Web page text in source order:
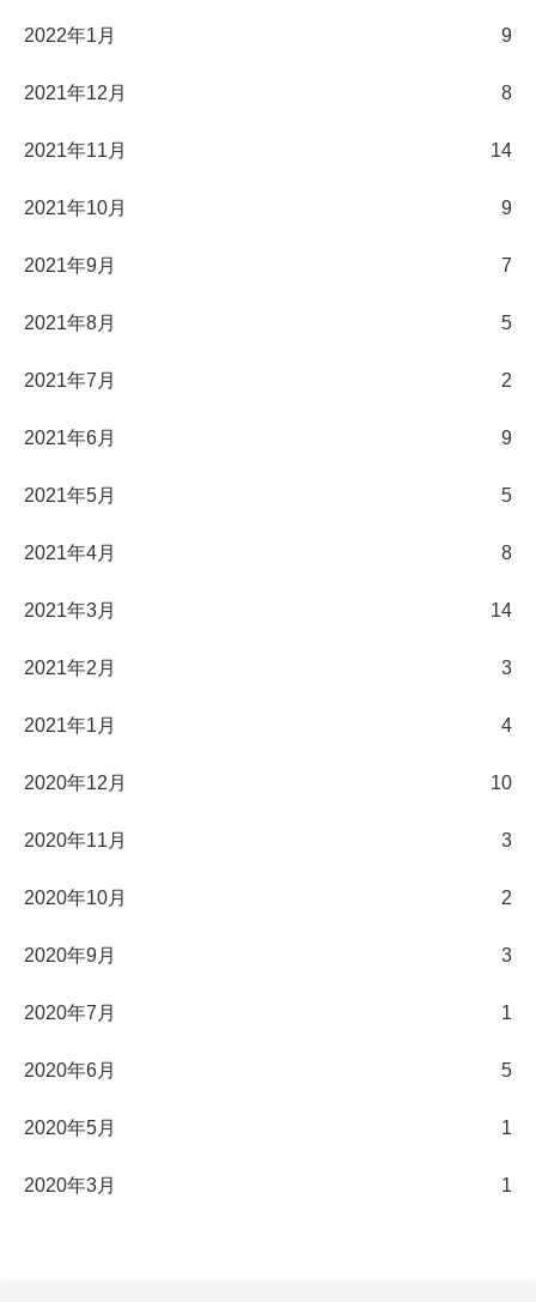
2022年1月 9
2021年12月 8
2021年11月 14
2021年10月 9
2021年9月 7
2021年8月 5
2021年7月 2
2021年6月 9
2021年5月 5
2021年4月 8
2021年3月 14
2021年2月 3
2021年1月 4
2020年12月 10
2020年11月 3
2020年10月 2
2020年9月 3
2020年7月 1
2020年6月 5
2020年5月 1
2020年3月 1